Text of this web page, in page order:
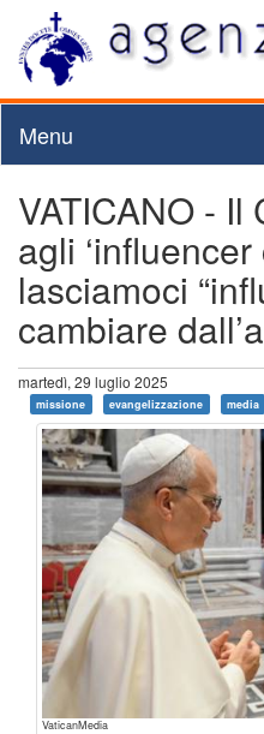
Menu
VATICANO - Il
agli ‘influencer
lasciamoci
cambiare
martedì, 29 luglio 2025
missione evangelizzazione media
VaticanMedia